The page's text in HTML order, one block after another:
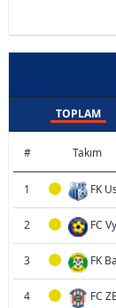
TOPLAM
# Takım
1 FK
2 FC
3 FK
4 FC